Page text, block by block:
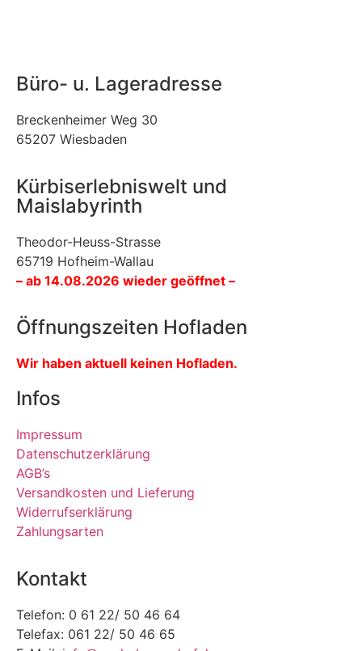
Büro- u. Lageradresse
Breckenheimer Weg 30
65207 Wiesbaden
Kürbiserlebniswelt und
Maislabyrinth
Theodor-Heuss-Strasse
65719 Hofheim-Wallau
– ab 14.08.2026 wieder geöffnet –
Öffnungszeiten Hofladen
Wir haben aktuell keinen Hofladen.
Infos
Impressum
Datenschutzerklärung
AGB’s
Versandkosten und Lieferung
Widerrufserklärung
Zahlungsarten
Kontakt
Telefon: 0 61 22/ 50 46 64
Telefax: 061 22/ 50 46 65